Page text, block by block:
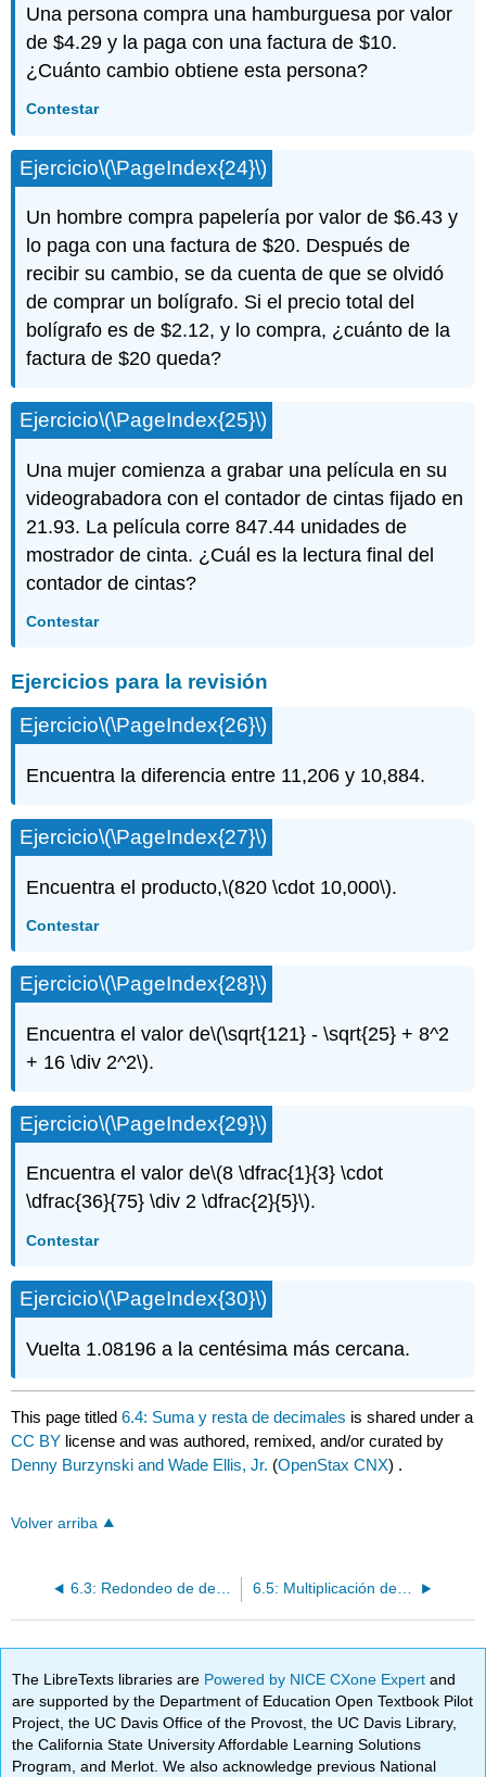
Una persona compra una hamburguesa por valor
de $4.29 y la paga con una factura de $10.
¿Cuánto cambio obtiene esta persona?
Contestar
Ejercicio\(\PageIndex{24}\)
Un hombre compra papelería por valor de $6.43 y
lo paga con una factura de $20. Después de
recibir su cambio, se da cuenta de que se olvidó
de comprar un bolígrafo. Si el precio total del
bolígrafo es de $2.12, y lo compra, ¿cuánto de la
factura de $20 queda?
Ejercicio\(\PageIndex{25}\)
Una mujer comienza a grabar una película en su
videograbadora con el contador de cintas fijado en
21.93. La película corre 847.44 unidades de
mostrador de cinta. ¿Cuál es la lectura final del
contador de cintas?
Contestar
Ejercicios para la revisión
Ejercicio\(\PageIndex{26}\)
Encuentra la diferencia entre 11,206 y 10,884.
Ejercicio\(\PageIndex{27}\)
Encuentra el producto,\(820 \cdot 10,000\).
Contestar
Ejercicio\(\PageIndex{28}\)
Encuentra el valor de\(\sqrt{121} - \sqrt{25} + 8^2
+ 16 \div 2^2\).
Ejercicio\(\PageIndex{29}\)
Encuentra el valor de\(8 \dfrac{1}{3} \cdot
\dfrac{36}{75} \div 2 \dfrac{2}{5}\).
Contestar
Ejercicio\(\PageIndex{30}\)
Vuelta 1.08196 a la centésima más cercana.
This page titled6.4: Suma y resta de decimales is shared under a
CC BY license and was authored, remixed, and/or curated by
Denny Burzynski and Wade Ellis, Jr. (OpenStax CNX) .
Volver arriba
6.3: Redondeo de decimales 6.5: Multiplicación de decimales
The LibreTexts libraries are Powered by NICE CXone Expertand
are supported by the Department of Education Open Textbook Pilot
Project, the UC Davis Office of the Provost, the UC Davis Library,
the California State University Affordable Learning Solutions
Program, and Merlot. We also acknowledge previous National